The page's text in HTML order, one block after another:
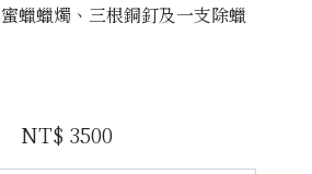
蠟蠟燭、三根銅釘及一支除蠟
NT$ 3500